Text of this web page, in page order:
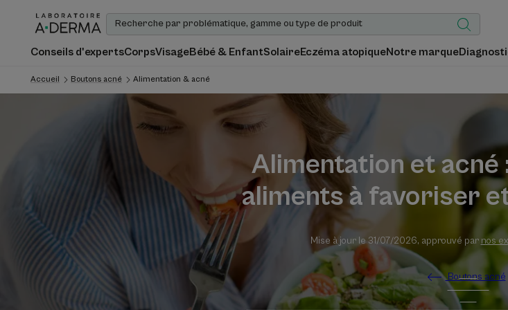
Conseils d'expertsCorpsVisageBébé & EnfantSolaireEczéma atopiqueNotre marque
Accueil Boutons acné Alimentation & acné
Alimentation et acné
aliments à favoriser
Mise à jour le 31/07/2026, approuvé par nos
Boutons acné